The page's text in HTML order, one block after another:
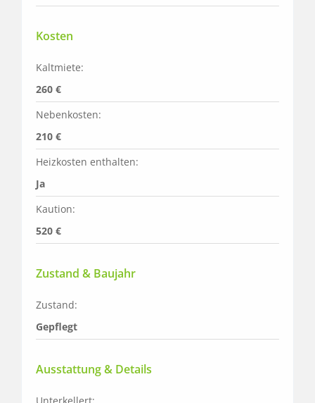
Kosten
Kaltmiete:
260 €
Nebenkosten:
210 €
Heizkosten enthalten:
Ja
Kaution:
520 €
Zustand & Baujahr
Zustand:
Gepflegt
Ausstattung & Details
Unterkellert: